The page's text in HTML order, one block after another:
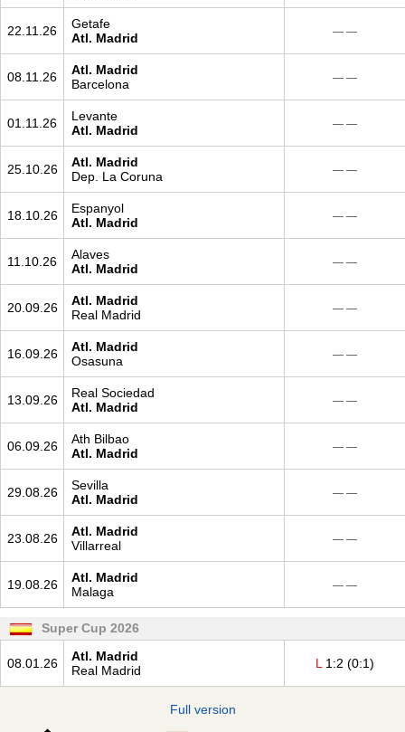
22.11.26
Getafe
Atl. Madrid
— —
08.11.26
Atl. Madrid
Barcelona
— —
01.11.26
Levante
Atl. Madrid
— —
25.10.26
Atl. Madrid
Dep. La Coruna
— —
18.10.26
Espanyol
Atl. Madrid
— —
11.10.26
Alaves
Atl. Madrid
— —
20.09.26
Atl. Madrid
Real Madrid
— —
16.09.26
Atl. Madrid
Osasuna
— —
13.09.26
Real Sociedad
Atl. Madrid
— —
06.09.26
Ath Bilbao
Atl. Madrid
— —
29.08.26
Sevilla
Atl. Madrid
— —
23.08.26
Atl. Madrid
Villarreal
— —
19.08.26
Atl. Madrid
Malaga
— —
Super Cup 2026
08.01.26
Atl. Madrid
Real Madrid
L 1:2 (0:1)
Full version